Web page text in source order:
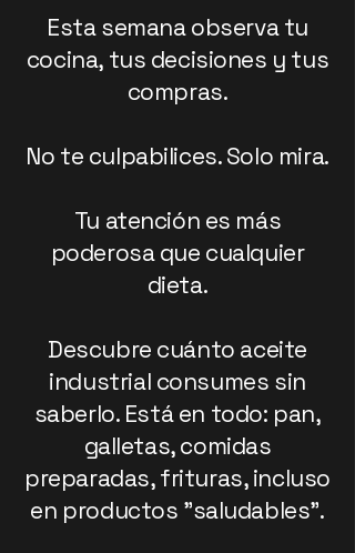
Esta semana observa tu
cocina, tus decisiones y tus
compras.
No te culpabilices. Solo mira.
Tu atención es más
poderosa que cualquier
dieta.
Descubre cuánto aceite
industrial consumes sin
saberlo. Está en todo: pan,
galletas, comidas
preparadas, frituras, incluso
en productos "saludables".